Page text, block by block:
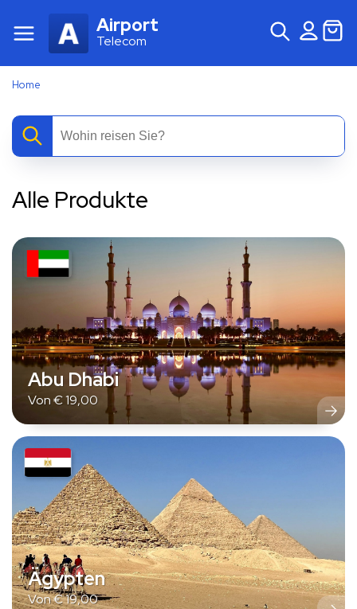
Airport
Telecom
Home
Alle Produkte
Abu Dhabi
Von€19,00
Ägypten
Von€19,00